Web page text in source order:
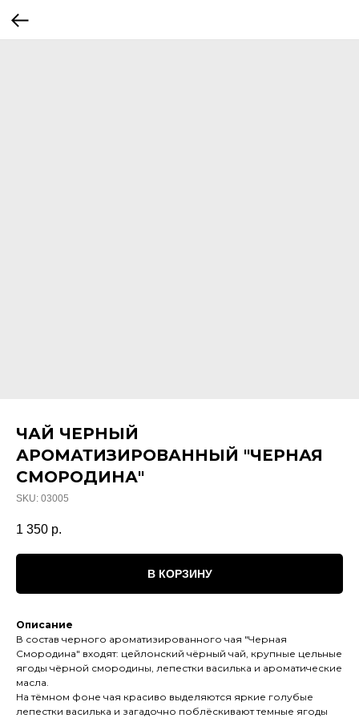
ЧАЙ ЧЕРНЫЙ
АРОМАТИЗИРОВАННЫЙ "ЧЕРНАЯ
СМОРОДИНА"
SKU: 03005
1 350 р.
В КОРЗИНУ
Описание
В состав черного ароматизированного чая "Черная
Смородина" входят: цейлонский чёрный чай, крупные цельные
ягоды чёрной смородины, лепестки василька и ароматические
масла.
На тёмном фоне чая красиво выделяются яркие голубые
лепестки василька и загадочно поблёскивают темные ягоды